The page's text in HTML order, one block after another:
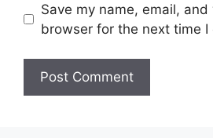
Save my name, email,
browser for the next time I